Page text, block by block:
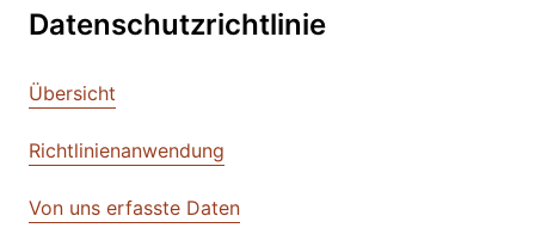
Datenschutzrichtlinie
Übersicht
Richtlinienanwendung
Von uns erfasste Daten